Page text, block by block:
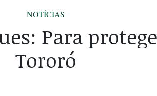
NOTÍCIAS
Para
Tororó